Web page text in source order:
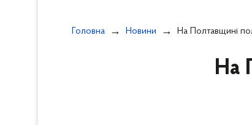
Головна Новини На Полтавщині поліція
На